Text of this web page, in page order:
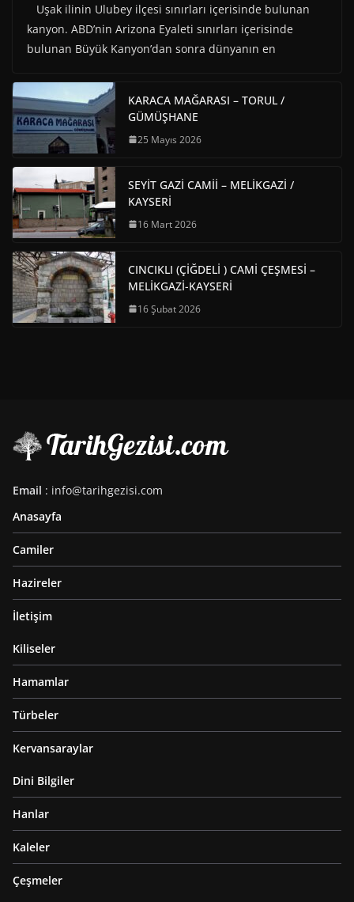
Uşak ilinin Ulubey ilçesi sınırları içerisinde bulunan
kanyon. ABD’nin Arizona Eyaleti sınırları içerisinde
bulunan Büyük Kanyon’dan sonra dünyanın en
KARACA MAĞARASI – TORUL /
GÜMÜŞHANE
25 Mayıs 2026
SEYİT GAZİ CAMİİ – MELİKGAZİ /
KAYSERİ
16 Mart 2026
CINCIKLI (ÇİĞDELİ ) CAMİ ÇEŞMESİ –
MELİKGAZİ-KAYSERİ
16 Şubat 2026
Email : info@tarihgezisi.com
Anasayfa
Camiler
Hazireler
İletişim
Kiliseler
Hamamlar
Türbeler
Kervansaraylar
Dini Bilgiler
Hanlar
Kaleler
Çeşmeler